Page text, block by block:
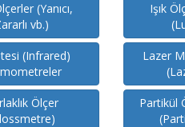
(Yanıcı,
vb.)
Işık
(Infrared)
Lazer
Ölçer
Partikül